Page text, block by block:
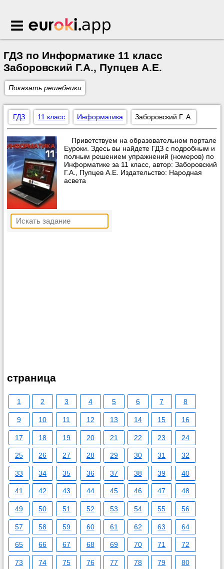
Euroki.app
ГДЗ по Информатике 11 класс
Заборовский Г.А., Пупцев А.Е.
Показать решебники
ГДЗ 11 класс Информатика Заборовский Г. А.
Приветствуем на образовательном портале
Еуроки. Здесь вы найдете ГДЗ с подробным и
полным решением упражнений (номеров) по
Информатике за 11 класс, автор: Заборовский
Г.А., Пупцев А.Е. Издательство: Народная
асвета
страница
1 2 3 4 5 6 7 8
9 10 11 12 13 14 15 16
17 18 19 20 21 22 23 24
25 26 27 28 29 30 31 32
33 34 35 36 37 38 39 40
41 42 43 44 45 46 47 48
49 50 51 52 53 54 55 56
57 58 59 60 61 62 63 64
65 66 67 68 69 70 71 72
73 74 75 76 77 78 79 80